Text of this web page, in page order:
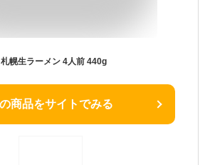
幌生ラーメン 4人前 440g
商品をサイトでみる